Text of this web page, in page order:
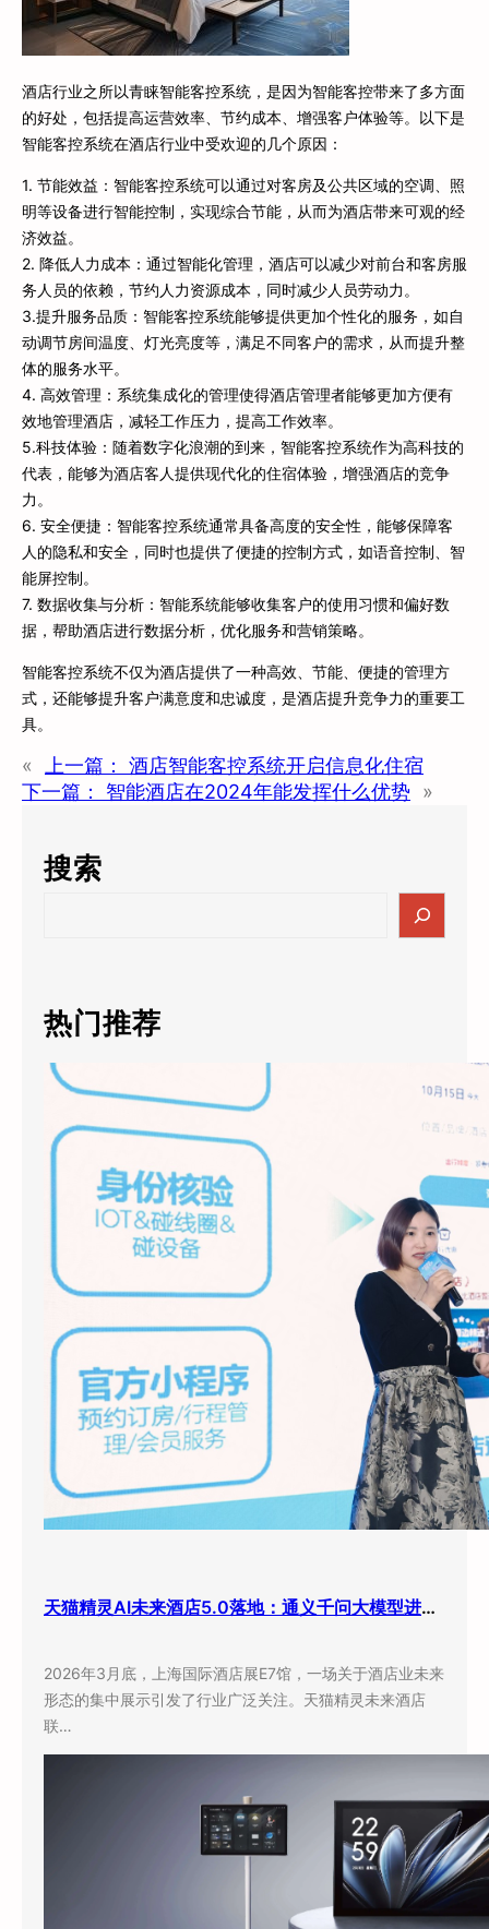
酒店行业之所以青睐智能客控系统，是因为智能客控带来了多方面
的好处，包括提高运营效率、节约成本、增强客户体验等。以下是
智能客控系统在酒店行业中受欢迎的几个原因：
1. 节能效益：智能客控系统可以通过对客房及公共区域的空调、照
明等设备进行智能控制，实现综合节能，从而为酒店带来可观的经
济效益。
2. 降低人力成本：通过智能化管理，酒店可以减少对前台和客房服
务人员的依赖，节约人力资源成本，同时减少人员劳动力。
3.提升服务品质：智能客控系统能够提供更加个性化的服务，如自
动调节房间温度、灯光亮度等，满足不同客户的需求，从而提升整
体的服务水平。
4. 高效管理：系统集成化的管理使得酒店管理者能够更加方便有
效地管理酒店，减轻工作压力，提高工作效率。
5.科技体验：随着数字化浪潮的到来，智能客控系统作为高科技的
代表，能够为酒店客人提供现代化的住宿体验，增强酒店的竞争
力。
6. 安全便捷：智能客控系统通常具备高度的安全性，能够保障客
人的隐私和安全，同时也提供了便捷的控制方式，如语音控制、智
能屏控制。
7. 数据收集与分析：智能系统能够收集客户的使用习惯和偏好数
据，帮助酒店进行数据分析，优化服务和营销策略。
智能客控系统不仅为酒店提供了一种高效、节能、便捷的管理方
式，还能够提升客户满意度和忠诚度，是酒店提升竞争力的重要工
具。
« 上一篇：
酒店智能客控系统开启信息化住宿
下一篇：
智能酒店在2024年能发挥什么优势 »
搜索
c
h
热门推荐
天猫精灵AI未来酒店5.0落地：通义千问大模型进驻客房，酒店业迎来”数字员工”时代
2026年3月底，上海国际酒店展E7馆，一场关于酒店业未来
形态的集中展示引发了行业广泛关注。天猫精灵未来酒店
联…